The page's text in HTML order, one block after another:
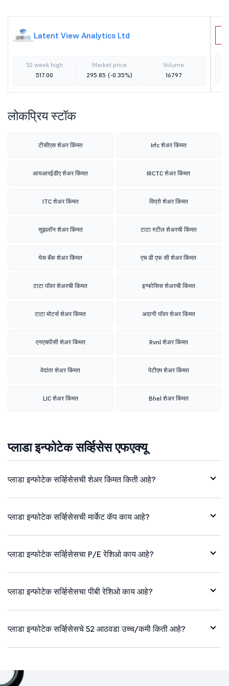
Latent View Analytics Ltd
52 week high
517.00
Market price
295.85 (-0.35%)
Volume
16797
लोकप्रिय स्टॉक
टीसीएस शेअर किंमत Irfc शेअर किंमत
आयआरईडीए शेअर किंमत IRCTC शेअर किंमत
ITC शेअर किंमत विप्रो शेअर किंमत
सुझलॉन शेअर किंमत टाटा स्टील शेअरची किंमत
येस बँक शेअर किंमत एच डी एफ सी शेअर किंमत
टाटा पॉवर शेअरची किंमत इन्फोसिस शेअरची किंमत
टाटा मोटर्स शेअर किंमत अदानी पॉवर शेअर किंमत
एनएचपीसी शेअर किंमत Rvnl शेअर किंमत
वेदांता शेअर किंमत पेटीएम शेअर किंमत
LIC शेअर किंमत Bhel शेअर किंमत
प्लाडा इन्फोटेक सर्व्हिसेस एफएक्यू
प्लाडा इन्फोटेक सर्व्हिसेसची शेअर किंमत किती आहे?
प्लाडा इन्फोटेक सर्व्हिसेसची मार्केट कॅप काय आहे?
प्लाडा इन्फोटेक सर्व्हिसेसचा P/E रेशिओ काय आहे?
प्लाडा इन्फोटेक सर्व्हिसेसचा पीबी रेशिओ काय आहे?
प्लाडा इन्फोटेक सर्व्हिसेसचे 52 आठवडा उच्च/कमी किती आहे?